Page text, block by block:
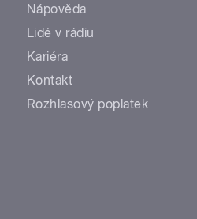
Nápověda
Lidé v rádiu
Kariéra
Kontakt
Rozhlasový poplatek